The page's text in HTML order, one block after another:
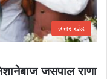
उत्तराखंड
जसपाल राणा